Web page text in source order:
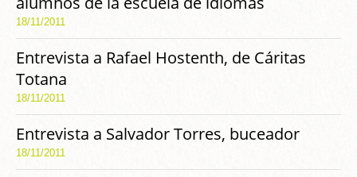
18/11/2011
Entrevista a Rafael Hostenth, de Cáritas
Totana
18/11/2011
Entrevista a Salvador Torres, buceador
18/11/2011